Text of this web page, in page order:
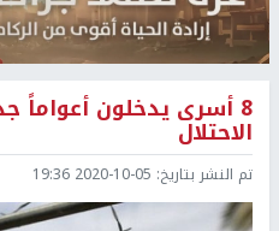
8 أسرى يدخلون
الاحتلال
تم النشر بتاريخ: 2020-10-05 19:36